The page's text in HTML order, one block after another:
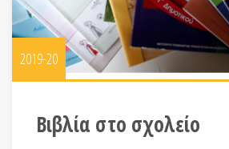
2019-20
Βιβλία στο σχολείο